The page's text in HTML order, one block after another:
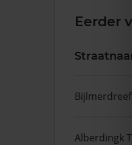
Eerder
Bijlmerdreef
Alberdingk